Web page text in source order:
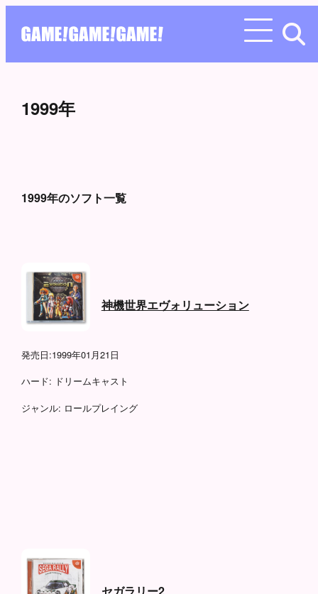
1999年
1999年のソフト一覧
神機世界エヴォリューション
発売日:1999年01月21日
ハード: ドリームキャスト
ジャンル: ロールプレイング